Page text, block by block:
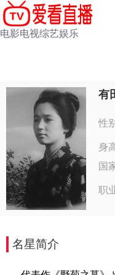
电影电视综艺娱乐
有
性
身
国
职
名星简介